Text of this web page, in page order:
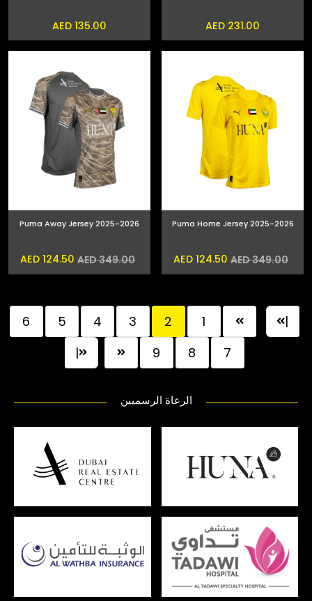
AED 231.00
AED 135.00
Puma Home Jersey 2025-2026
AED 349.00
Puma Away Jersey 2025-2026
AED 349.00
|
1
2
3
4
5
6
7
8
9
|
الرعاة الرسميين